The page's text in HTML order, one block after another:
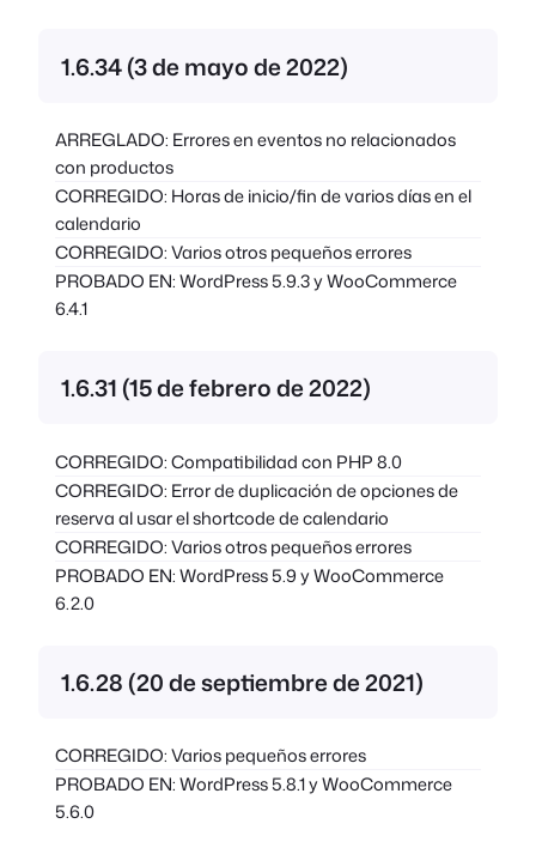
1.6.34 (3 de mayo de 2022)
ARREGLADO: Errores en eventos no relacionados
con productos
CORREGIDO: Horas de inicio/fin de varios días en el
calendario
CORREGIDO: Varios otros pequeños errores
PROBADO EN: WordPress 5.9.3 y WooCommerce
6.4.1
1.6.31 (15 de febrero de 2022)
CORREGIDO: Compatibilidad con PHP 8.0
CORREGIDO: Error de duplicación de opciones de
reserva al usar el shortcode de calendario
CORREGIDO: Varios otros pequeños errores
PROBADO EN: WordPress 5.9 y WooCommerce
6.2.0
1.6.28 (20 de septiembre de 2021)
CORREGIDO: Varios pequeños errores
PROBADO EN: WordPress 5.8.1 y WooCommerce
5.6.0